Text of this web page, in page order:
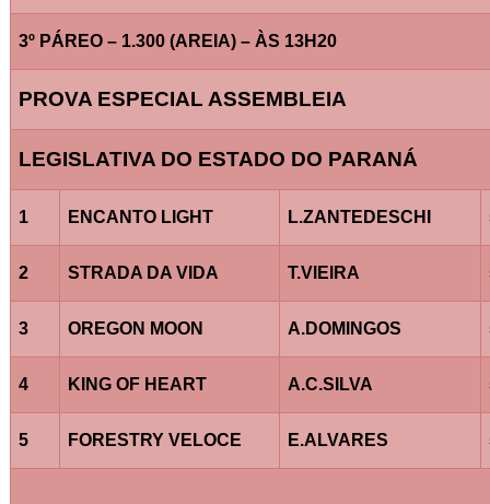
3º PÁREO – 1.300 (AREIA) – ÀS 13H20
PROVA ESPECIAL ASSEMBLEIA
LEGISLATIVA DO ESTADO DO PARANÁ
1 ENCANTO LIGHT L.ZANTEDESCHI
2 STRADA DA VIDA T.VIEIRA
3 OREGON MOON A.DOMINGOS
4 KING OF HEART A.C.SILVA
5 FORESTRY VELOCE E.ALVARES